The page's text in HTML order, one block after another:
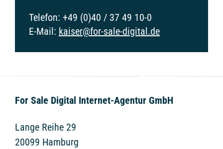
Telefon: +49 (0)40 / 37 49 10-0
E-Mail: kaiser@for-sale-digital.de
For Sale Digital Internet-Agentur GmbH
Lange Reihe 29
20099 Hamburg